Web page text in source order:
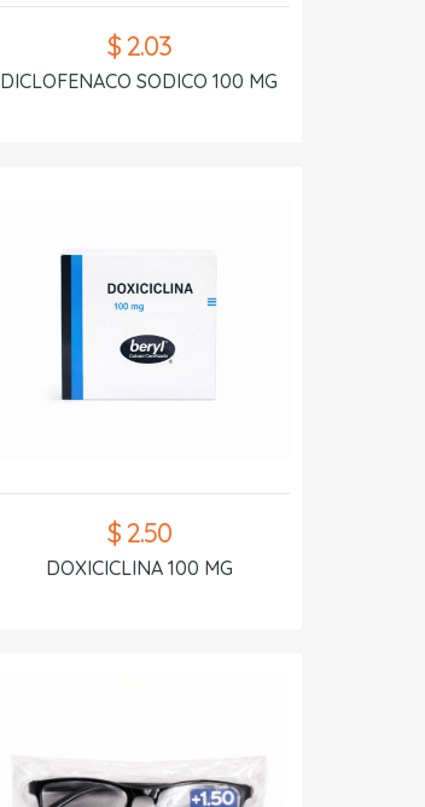
$ 2.03
DICLOFENACO SODICO 100 MG
$ 2.50
DOXICICLINA 100 MG